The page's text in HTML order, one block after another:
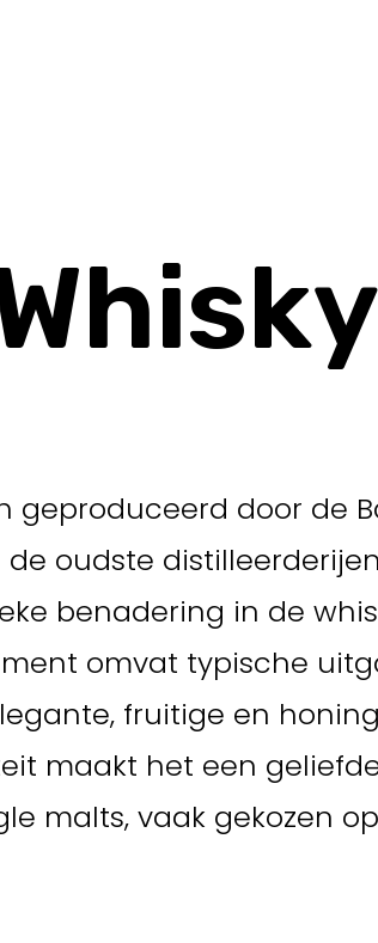
geproduceerd door de
oudste
benadering in de
omvat typische
fruitige en
maakt het een
malts, vaak gekozen